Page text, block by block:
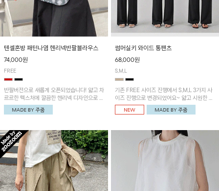
텐셀혼방 패턴나염 헨리넥반팔블라우스
74,000원
FREE
반팔버전으로 새롭게 오픈되었습니다! 얇고 차
르르한 텍스처에 깔끔한 헨리넥 디자인으로 제
작된 블라우스예요~볼륨감있는 소매 셔링과
세련된 나염패턴으로 유니크한 매력 UP!
썸머실키 와이드 통팬츠
68,000원
S,M,L
기존 FREE 사이즈 진행에서 S,M,L 3가지 사
이즈 진행으로 변경되었어요~ 얇고 시원한 원
단으로 제작된 와이드팬츠! 베이직한 디자인으
로 코디 활용도가 높은 아이템이에요~